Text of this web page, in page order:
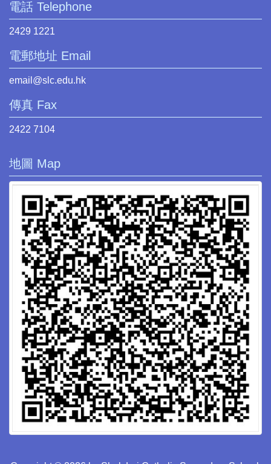
電話 Telephone
2429 1221
電郵地址 Email
email@slc.edu.hk
傳真 Fax
2422 7104
地圖 Map